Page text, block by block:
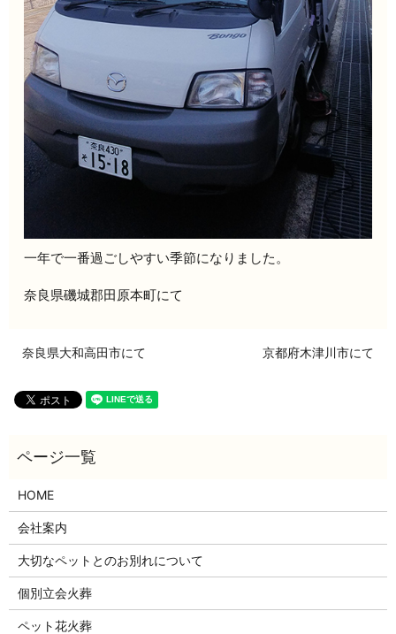
一年で一番過ごしやすい季節になりました。
奈良県磯城郡田原本町にて
奈良県大和高田市にて 京都府木津川市にて
HOME
会社案内
大切なペットとのお別れについて
個別立会火葬
ペット花火葬